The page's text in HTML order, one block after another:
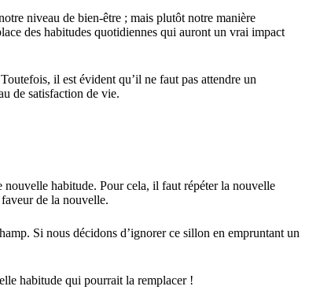
niveau de bien-être ; mais plutôt notre manière
des habitudes quotidiennes qui auront un vrai impact
il est évident qu’il ne faut pas attendre un
de satisfaction de vie.
nouvelle habitude. Pour cela, il faut répéter la nouvelle
de la nouvelle.
Si nous décidons d’ignorer ce sillon en empruntant un
habitude qui pourrait la remplacer !